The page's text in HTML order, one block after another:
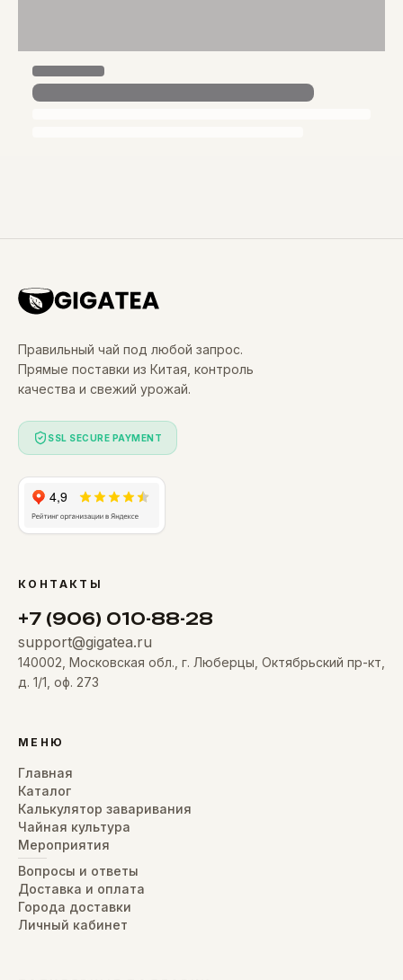
Правильный чай под любой запрос.
Прямые поставки из Китая, контроль
качества и свежий урожай.
SSL SECURE PAYMENT
КОНТАКТЫ
+7 (906) 010-88-28
support@gigatea.ru
140002, Московская обл., г. Люберцы, Октябрьский пр-кт,
д. 1/1, оф. 273
МЕНЮ
Главная
Каталог
Калькулятор заваривания
Чайная культура
Мероприятия
Вопросы и ответы
Доставка и оплата
Города доставки
Личный кабинет